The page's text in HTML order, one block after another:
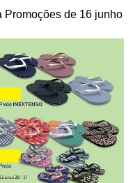
Promoções de 16 junho